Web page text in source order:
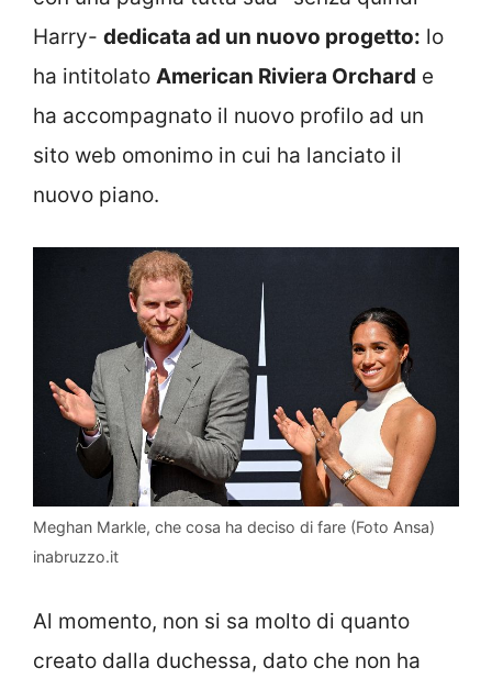
Harry- dedicata ad un nuovo progetto: lo
ha intitolato American Riviera Orchard e
ha accompagnato il nuovo profilo ad un
sito web omonimo in cui ha lanciato il
nuovo piano.
Meghan Markle, che cosa ha deciso di fare (Foto Ansa)
inabruzzo.it
Al momento, non si sa molto di quanto
creato dalla duchessa, dato che non ha